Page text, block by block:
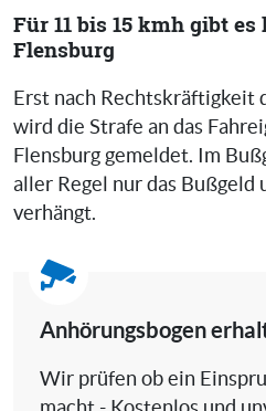
Für 11 bis 15 kmh gibt
Flensburg
Erst nach Rechtskräftigkeit
wird die Strafe an das
Flensburg gemeldet. Im
aller Regel nur das Bußgeld
verhängt.
Anhörungsbogen
Wir prüfen ob ein